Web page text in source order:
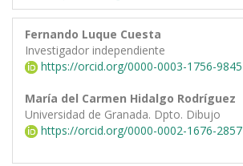
Fernando Luque Cuesta
Investigador independiente
https://orcid.org/0000-0003-1756-9845
María del Carmen Hidalgo Rodríguez
Universidad de Granada. Dpto. Dibujo
https://orcid.org/0000-0002-1676-2857